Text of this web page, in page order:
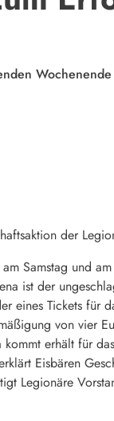
der
Samstag und
ist der
eines Tickets für
von vier
erhält für
Eisbären
Legionäre